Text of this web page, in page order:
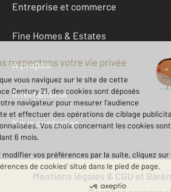
Entreprise et commerce
Fine Homes & Estates
À propos
International
Nous contacter
Mentions légales & CGU et